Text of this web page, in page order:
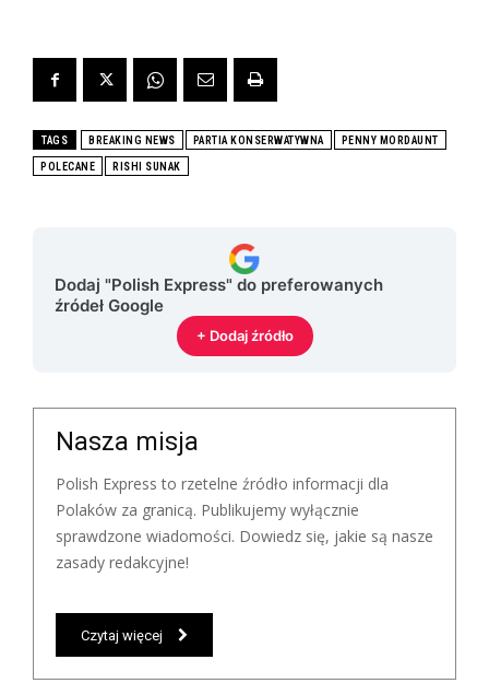
TAGS BREAKING NEWS PARTIA KONSERWATYWNA PENNY MORDAUNT
POLECANE RISHI SUNAK
Dodaj "Polish Express" do preferowanych
źródeł Google
+ Dodaj źródło
Nasza misja
Polish Express to rzetelne źródło informacji dla
Polaków za granicą. Publikujemy wyłącznie
sprawdzone wiadomości. Dowiedz się, jakie są nasze
zasady redakcyjne!
Czytaj więcej